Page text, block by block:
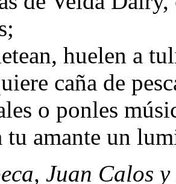
huelen a
caña de
o ponles
tu amante un
Juan Calos